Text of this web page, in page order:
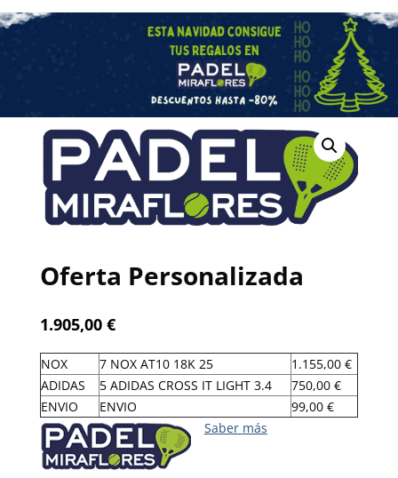
Oferta Personalizada
1.905,00 €
NOX 7 NOX AT10 18K 25
1.155,00 €
ADIDAS
5 ADIDAS CROSS IT LIGHT 3.4
750,00 €
ENVIO
ENVIO 99,00 €